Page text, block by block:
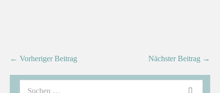
← Vorheriger Beitrag Nächster Beitrag →